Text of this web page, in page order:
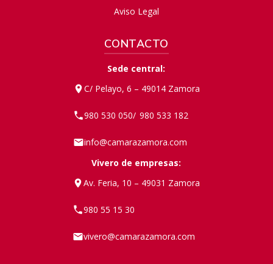
Aviso Legal
CONTACTO
Sede central:
C/ Pelayo, 6 – 49014 Zamora
980 530 050/ 980 533 182
info@camarazamora.com
Vivero de empresas:
Av. Feria, 10 – 49031 Zamora
980 55 15 30
vivero@camarazamora.com